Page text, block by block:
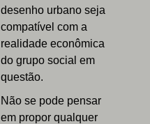
desenho urbano seja
compatível com a
realidade econômica
do grupo social em
questão.
Não se pode pensar
em propor qualquer